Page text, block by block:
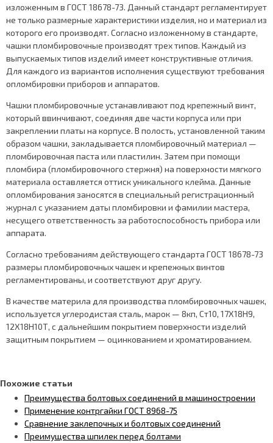
изложенным в ГОСТ 18678-73. Данный стандарт регламентирует
не только размерные характеристики изделия, но и материал из
которого его производят. Согласно изложенному в стандарте,
чашки пломбировочные производят трех типов. Каждый из
выпускаемых типов изделий имеет конструктивные отличия.
Для каждого из вариантов исполнения существуют требования
опломбировки приборов и аппаратов.
Чашки пломбировочные устанавливают под крепежный винт,
который ввинчивают, соединяя две части корпуса или при
закреплении платы на корпусе. В полость, установленной таким
образом чашки, закладывается пломбировочный материал —
пломбировочная паста или пластилин. Затем при помощи
пломбира (пломбировочного стержня) на поверхности мягкого
материала оставляется оттиск уникального клейма. Данные
опломбирования заносятся в специальный регистрационный
журнал с указанием даты пломбировки и фамилии мастера,
несущего ответственность за работоспособность прибора или
аппарата.
Согласно требованиям действующего стандарта ГОСТ 18678-73
размеры пломбировочных чашек и крепежных винтов
регламентированы, и соответствуют друг другу.
В качестве материла для производства пломбировочных чашек,
используется углеродистая сталь, марок — 8кп, Ст10, 17Х18Н9,
12Х18Н10Т, с дальнейшим покрытием поверхности изделий
защитным покрытием — оцинкованием и хроматированием.
Похожие статьи
Преимущества болтовых соединений в машиностроении
Применение контргайки ГОСТ 8968-75
Сравнение заклепочных и болтовых соединений
Преимущества шпилек перед болтами